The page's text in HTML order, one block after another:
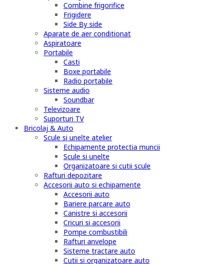
Combine frigorifice
Frigidere
Side By side
Aparate de aer conditionat
Aspiratoare
Portabile
Casti
Boxe portabile
Radio portabile
Sisteme audio
Soundbar
Televizoare
Suporturi TV
Bricolaj & Auto
Scule si unelte atelier
Echipamente protectia muncii
Scule si unelte
Organizatoare si cutii scule
Rafturi depozitare
Accesorii auto si echipamente
Accesorii auto
Bariere parcare auto
Canistre si accesorii
Cricuri si accesorii
Pompe combustibili
Rafturi anvelope
Sisteme tractare auto
Cutii si organizatoare auto